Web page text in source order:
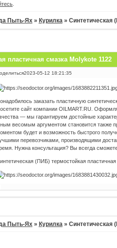
Пыть-Ях » Курилка » Синтетическая
пластичная смазка Molykote 1122
2023-05-12 18:21:35
заказать пластичную
сайт компании OILMART.RU.
— мы гарантируем достойные
весомым аргументом становится также
будет и возможность быстрого
перевозчиками, производящими
Нужна консультация? Вы всегда
(ПИБ) термостойкая пластичная
Пыть-Ях » Курилка » Синтетическая